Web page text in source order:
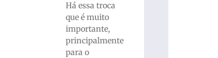
Há essa troca
que é muito
importante,
principalmente
para o